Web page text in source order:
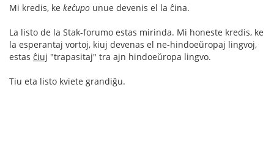
Mi kredis, ke keĉupo unue devenis el la ĉina.
La listo de la Stak-forumo estas mirinda. Mi honeste kredis, ke
la esperantaj vortoj, kiuj devenas el ne-hindoeŭropaj lingvoj,
estas ĉiuj "trapasitaj" tra ajn hindoeŭropa lingvo.
Tiu eta listo kviete grandiĝu.